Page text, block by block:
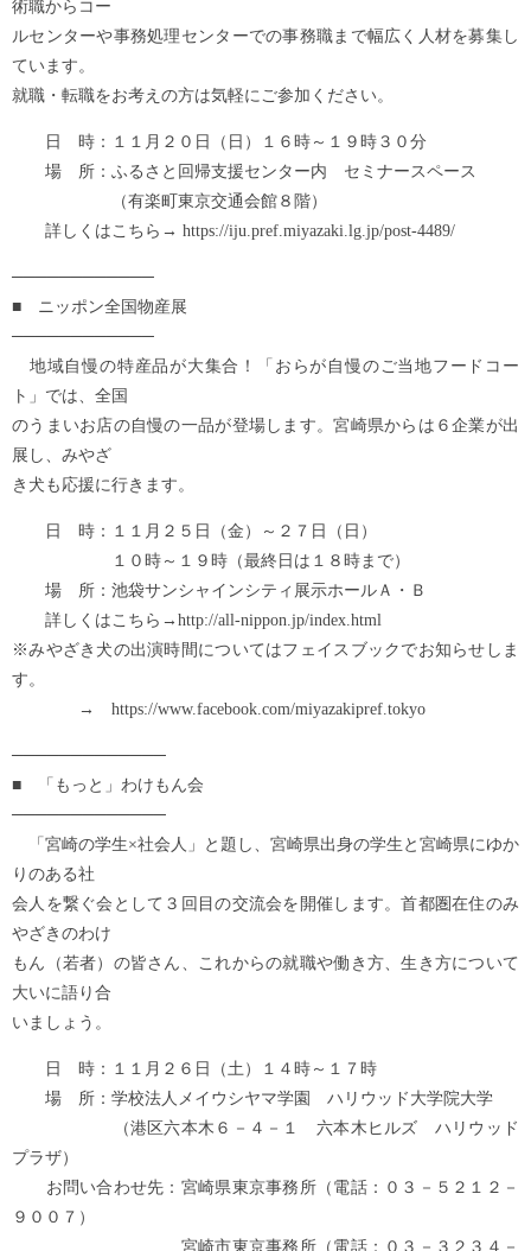
術職からコー
ルセンターや事務処理センターでの事務職まで幅広く人材を募集し
ています。
就職・転職をお考えの方は気軽にご参加ください。
日 時：１１月２０日（日）１６時～１９時３０分
場 所：ふるさと回帰支援センター内 セミナースペース
（有楽町東京交通会館８階）
詳しくはこちら→ https://iju.pref.miyazaki.lg.jp/post-4489/
────────────
■ ニッポン全国物産展
────────────
地域自慢の特産品が大集合！「おらが自慢のご当地フードコー
ト」では、全国
のうまいお店の自慢の一品が登場します。宮崎県からは６企業が出
展し、みやざ
き犬も応援に行きます。
日 時：１１月２５日（金）～２７日（日）
１０時～１９時（最終日は１８時まで）
場 所：池袋サンシャインシティ展示ホールＡ・Ｂ
詳しくはこちら→http://all-nippon.jp/index.html
※みやざき犬の出演時間についてはフェイスブックでお知らせしま
す。
→ https://www.facebook.com/miyazakipref.tokyo
─────────────
■ 「もっと」わけもん会
─────────────
「宮崎の学生×社会人」と題し、宮崎県出身の学生と宮崎県にゆか
りのある社
会人を繋ぐ会として３回目の交流会を開催します。首都圏在住のみ
やざきのわけ
もん（若者）の皆さん、これからの就職や働き方、生き方について
大いに語り合
いましょう。
日 時：１１月２６日（土）１４時～１７時
場 所：学校法人メイウシヤマ学園 ハリウッド大学院大学
（港区六本木６－４－１ 六本木ヒルズ ハリウッド
プラザ）
お問い合わせ先：宮崎県東京事務所（電話：０３－５２１２－
９００７）
宮崎市東京事務所（電話：０３－３２３４－